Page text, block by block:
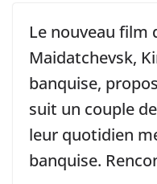
Le nouveau film
Maidatchevsk,
banquise,
suit un couple
leur quotidien
banquise.